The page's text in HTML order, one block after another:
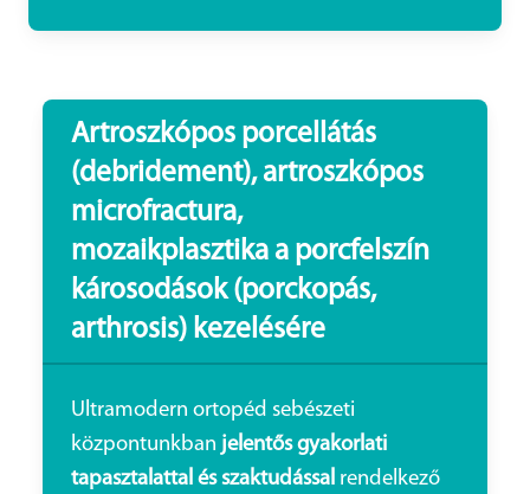
Artroszkópos porcellátás
(debridement), artroszkópos
microfractura,
mozaikplasztika a porcfelszín
károsodások (porckopás,
arthrosis) kezelésére
Ultramodern ortopéd sebészeti
központunkban jelentős gyakorlati
tapasztalattal és szaktudással rendelkező